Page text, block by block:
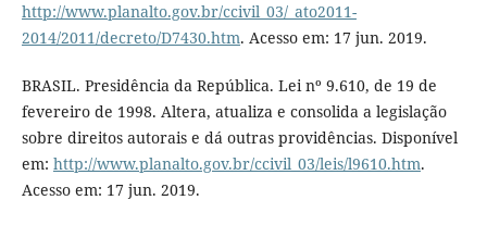
http://www.planalto.gov.br/ccivil_03/_ato2011-
2014/2011/decreto/D7430.htm. Acesso em: 17 jun. 2019.
BRASIL. Presidência da República. Lei nº 9.610, de 19 de
fevereiro de 1998. Altera, atualiza e consolida a legislação
sobre direitos autorais e dá outras providências. Disponível
em: http://www.planalto.gov.br/ccivil_03/leis/l9610.htm.
Acesso em: 17 jun. 2019.